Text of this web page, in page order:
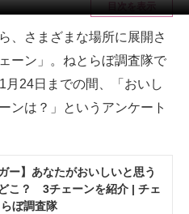
目次を表示
、さまざまな場所に展開さ
ーン」。ねとらぼ調査隊で
24日までの間、「おいし
ンは？」というアンケート
ー】あなたがおいしいと思う
こ？ 3チェーンを紹介 | チェ
ぼ調査隊